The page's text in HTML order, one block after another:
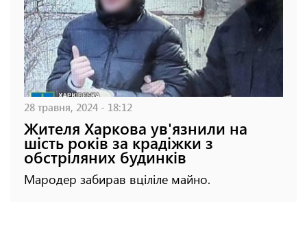
28 травня, 2024 - 18:12
Жителя Харкова ув'язнили на
шість років за крадіжки з
обстріляних будинків
Мародер забирав вціліле майно.